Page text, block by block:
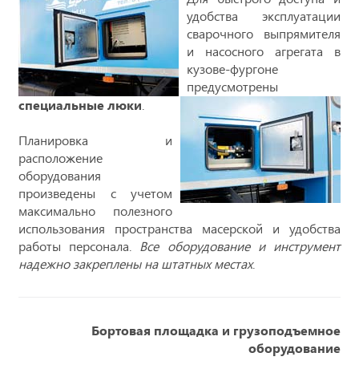
удобства эксплуатации
сварочного выпрямителя
и насосного агрегата в
кузове-фургоне
предусмотрены
специальные люки
Планировка и
расположение
оборудования
произведены с учетом
максимально полезного
использования пространства масерской и удобства
работы персонала. Все оборудование и инструмент
надежно закреплены на штатных местах.
Бортовая площадка и грузоподъемное
оборудование